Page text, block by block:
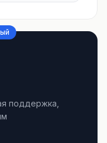
поддержка,